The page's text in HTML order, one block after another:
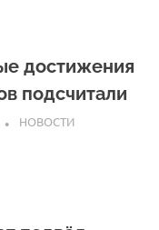
достижения
подсчитали
ARPP
НОВОСТИ